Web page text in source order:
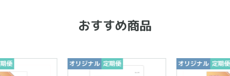
おすすめ商品
便 オリジナル 定期便 オリジナル 定期便